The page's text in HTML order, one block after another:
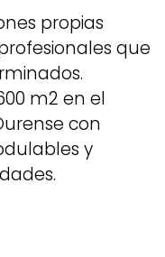
propias
que
m2 en el
con
y